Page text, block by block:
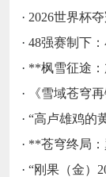
· 2026世界杯夺
· 48强赛制下
· **枫雪征途
·
《雪域苍穹
· “高卢雄鸡的
· **苍穹终局
· “刚果（金）